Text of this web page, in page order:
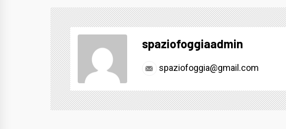
spaziofoggiaadmin
spaziofoggia@gmail.com